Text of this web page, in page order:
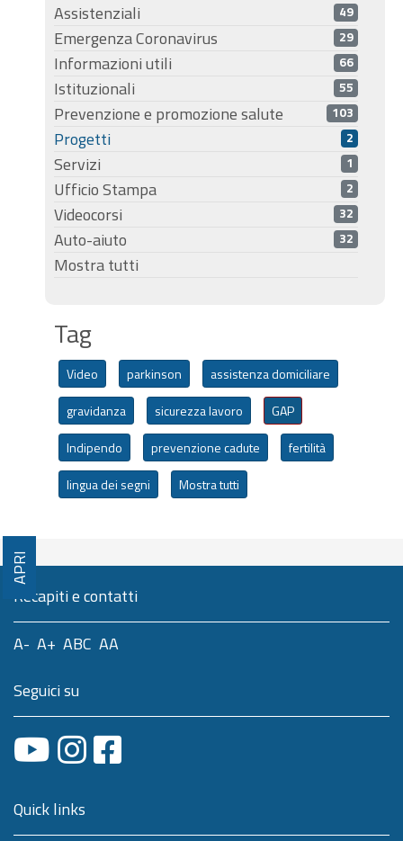
Assistenziali 49
Emergenza Coronavirus 29
Informazioni utili 66
Istituzionali 55
Prevenzione e promozione salute 103
Progetti 2
Servizi 1
Ufficio Stampa 2
Videocorsi 32
Auto-aiuto 32
Mostra tutti
Tag
Video parkinson
assistenza domiciliare
gravidanza
sicurezza lavoro
GAP
Indipendo
prevenzione cadute
fertilità
lingua dei segni
Mostra tutti
APRI
Recapiti e contatti
A- A+ ABC AA
Seguici su
Quick links